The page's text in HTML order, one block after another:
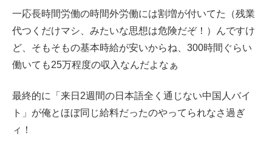
一応長時間労働の時間外労働には割増が付いてた（残業
代つくだけマシ、みたいな思想は危険だぞ！）んですけ
ど、そもそもの基本時給が安いからね、300時間ぐらい
働いても25万程度の収入なんだよなぁ
最終的に「来日2週間の日本語全く通じない中国人バイ
ト」が俺とほぼ同じ給料だったのやってられなさ過ぎ
ィ！